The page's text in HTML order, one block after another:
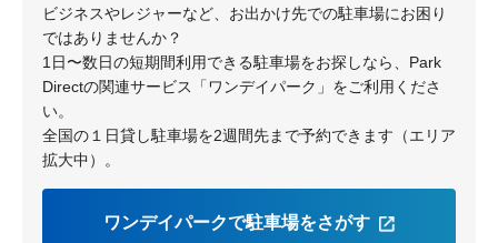
もみの木台
ビジネスやレジャーなど、お出かけ先での駐車場にお困り
ではありませんか？
1日〜数日の短期間利用できる駐車場をお探しなら、Park
Directの関連サービス「ワンデイパーク」をご利用くださ
い。
全国の１日貸し駐車場を2週間先まで予約できます（エリア
拡大中）。
ワンデイパークで駐車場をさがす